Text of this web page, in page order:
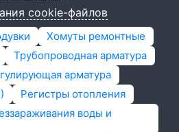
cookie-файлов
Хомуты ремонтные
Трубопроводная арматура
арматура
Регистры отопления
воды и